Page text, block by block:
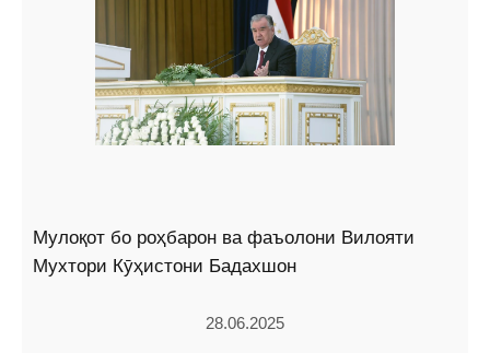
Мулоқот бо роҳбарон ва фаъолони Вилояти
Мухтори Кӯҳистони Бадахшон
28.06.2025